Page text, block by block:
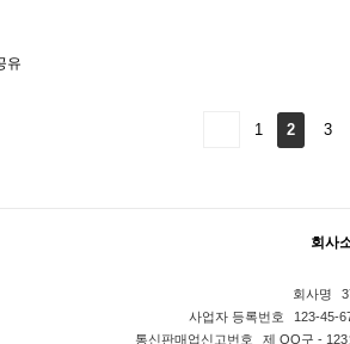
1 2 3
회사
회사명
사업자 등록번호
123-45-
통신판매업신고번호
제 OO구 - 123